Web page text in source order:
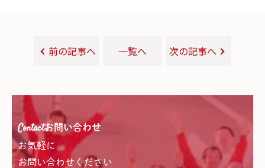
前の記事へ 一覧へ 次の記事へ
Contactお問い合わせ
お気軽に
お問い合わせください